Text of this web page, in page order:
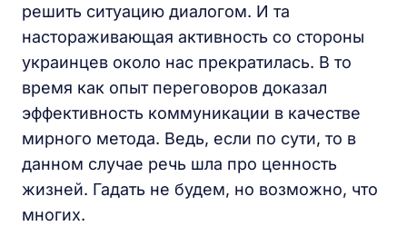
решить ситуацию диалогом. И та
настораживающая активность со стороны
украинцев около нас прекратилась. В то
время как опыт переговоров доказал
эффективность коммуникации в качестве
мирного метода. Ведь, если по сути, то в
данном случае речь шла про ценность
жизней. Гадать не будем, но возможно, что
многих.